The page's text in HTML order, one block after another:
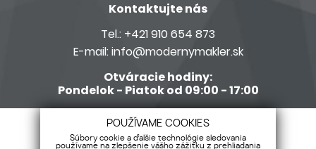
Kontaktujte nás
Tel.: +421 910 654 873
E-mail:info@modernymakler.sk
Otváracie hodiny:
Pondelok - Piatok od 09:00 - 17:00
Členom siete Realitné kancelárie s.r.o.
POUŽÍVAME COOKIES
Súbory cookie a ďalšie technológie sledovania
používame na zlepšenie vášho zážitku z prehliadania